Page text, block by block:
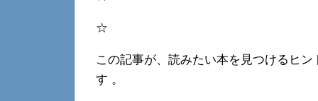
☆
この記事が、読みたい本を見つけるヒ
す 。